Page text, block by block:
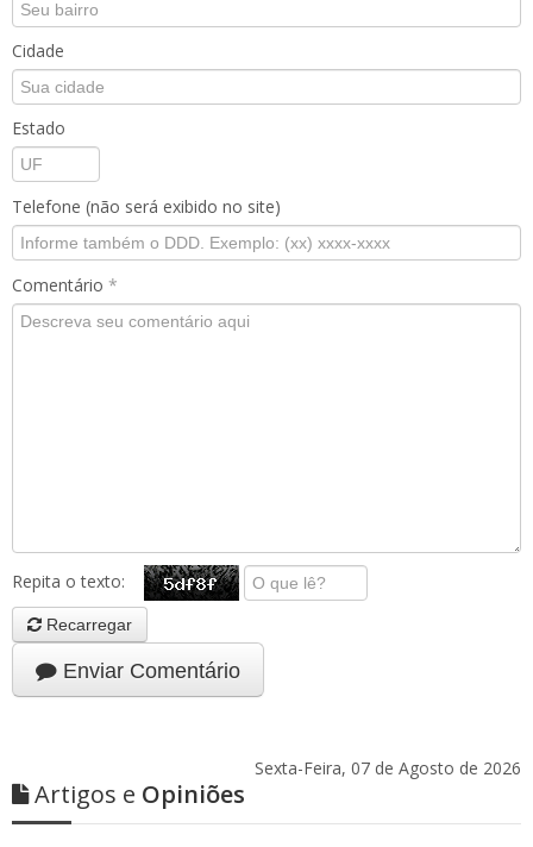
Cidade
Estado
Telefone (não será exibido no site)
Comentário *
Repita o texto:
Recarregar
Enviar Comentário
Sexta-Feira, 07 de Agosto de 2026
Artigos e Opiniões